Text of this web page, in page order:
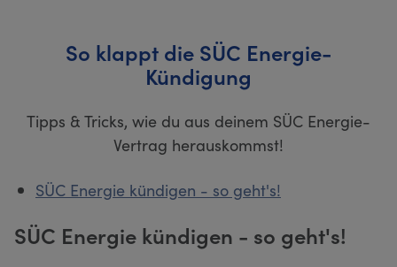
So klappt die SÜC Energie-
Kündigung
Tipps & Tricks, wie du aus deinem SÜC Energie-
Vertrag herauskommst!
SÜC Energie kündigen - so geht's!
SÜC Energie kündigen - so geht's!